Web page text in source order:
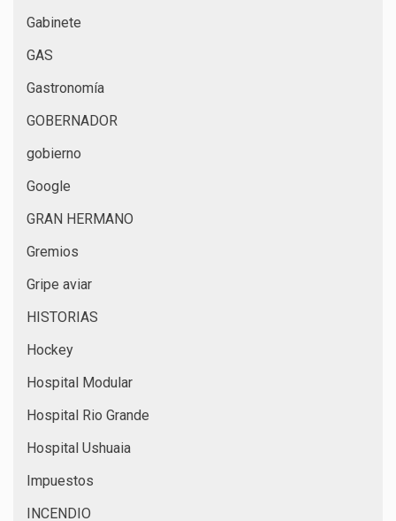
Gabinete
GAS
Gastronomía
GOBERNADOR
gobierno
Google
GRAN HERMANO
Gremios
Gripe aviar
HISTORIAS
Hockey
Hospital Modular
Hospital Rio Grande
Hospital Ushuaia
Impuestos
INCENDIO